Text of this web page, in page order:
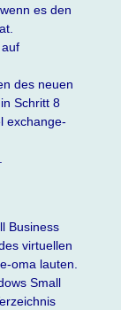
es den
des neuen
Schritt 8
exchange-
Business
virtuellen
oma lauten.
Small